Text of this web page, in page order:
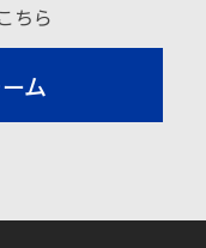
ちら
ム